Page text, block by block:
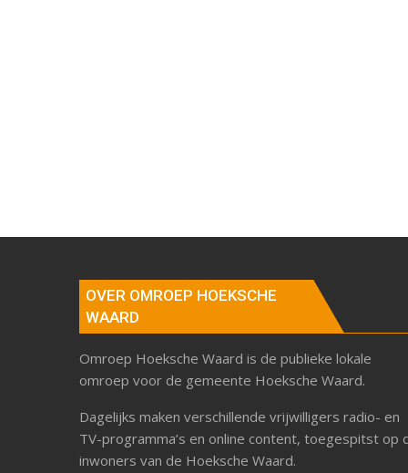
OVER OMROEP HOEKSCHE
WAARD
Omroep Hoeksche Waard is de publieke lokale
omroep voor de gemeente Hoeksche Waard.
Dagelijks maken verschillende vrijwilligers radio- en
TV-programma’s en online content, toegespitst op
inwoners van de Hoeksche Waard.